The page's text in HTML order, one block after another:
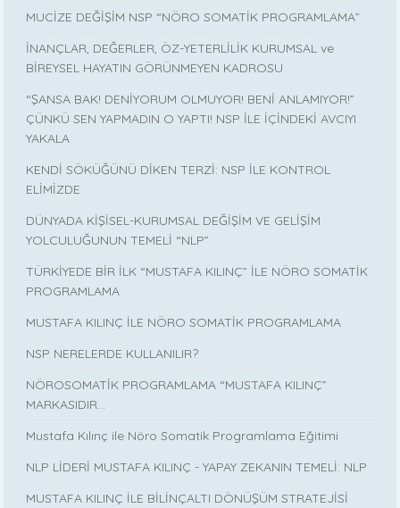
MUCİZE DEĞİŞİM NSP “NÖRO SOMATİK PROGRAMLAMA”
İNANÇLAR, DEĞERLER, ÖZ-YETERLİLİK KURUMSAL ve
BİREYSEL HAYATIN GÖRÜNMEYEN KADROSU
“ŞANSA BAK! DENİYORUM OLMUYOR! BENİ ANLAMIYOR!”
ÇÜNKÜ SEN YAPMADIN O YAPTI! NSP İLE İÇİNDEKİ AVCIYI
YAKALA
KENDİ SÖKÜĞÜNÜ DİKEN TERZİ: NSP İLE KONTROL
ELİMİZDE
DÜNYADA KİŞİSEL-KURUMSAL DEĞİŞİM VE GELİŞİM
YOLCULUĞUNUN TEMELİ “NLP”
TÜRKİYEDE BİR İLK “MUSTAFA KILINÇ” İLE NÖRO SOMATİK
PROGRAMLAMA
MUSTAFA KILINÇ İLE NÖRO SOMATİK PROGRAMLAMA
NSP NERELERDE KULLANILIR?
NÖROSOMATİK PROGRAMLAMA “MUSTAFA KILINÇ”
MARKASIDIR…
Mustafa Kılınç ile Nöro Somatik Programlama Eğitimi
NLP LİDERİ MUSTAFA KILINÇ - YAPAY ZEKANIN TEMELİ: NLP
MUSTAFA KILINÇ İLE BİLİNÇALTI DÖNÜŞÜM STRATEJİSİ